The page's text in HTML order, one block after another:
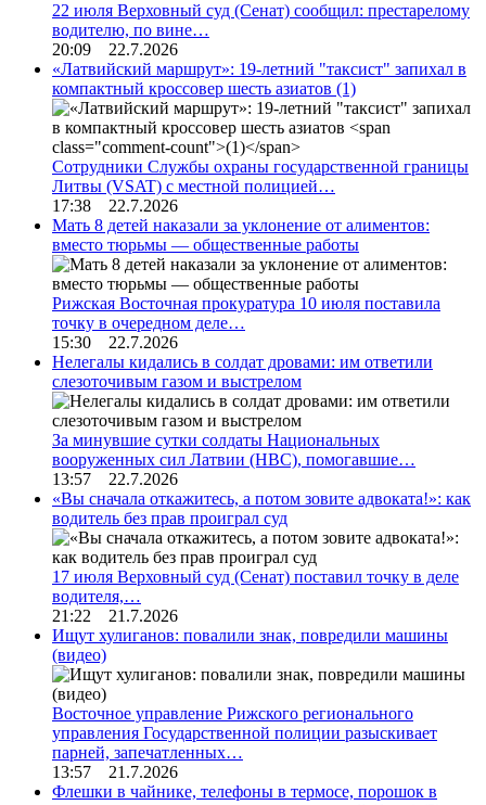
22 июля Верховный суд (Сенат) сообщил: престарелому
водителю, по вине…
20:09 22.7.2026
«Латвийский маршрут»: 19-летний "таксист" запихал в
компактный кроссовер шесть азиатов (1)
Сотрудники Службы охраны государственной границы
Литвы (VSAT) с местной полицией…
17:38 22.7.2026
Мать 8 детей наказали за уклонение от алиментов:
вместо тюрьмы — общественные работы
Рижская Восточная прокуратура 10 июля поставила
точку в очередном деле…
15:30 22.7.2026
Нелегалы кидались в солдат дровами: им ответили
слезоточивым газом и выстрелом
За минувшие сутки солдаты Национальных
вооруженных сил Латвии (НВС), помогавшие…
13:57 22.7.2026
«Вы сначала откажитесь, а потом зовите адвоката!»: как
водитель без прав проиграл суд
17 июля Верховный суд (Сенат) поставил точку в деле
водителя,…
21:22 21.7.2026
Ищут хулиганов: повалили знак, повредили машины
(видео)
Восточное управление Рижского регионального
управления Государственной полиции разыскивает
парней, запечатленных…
13:57 21.7.2026
Флешки в чайнике, телефоны в термосе, порошок в